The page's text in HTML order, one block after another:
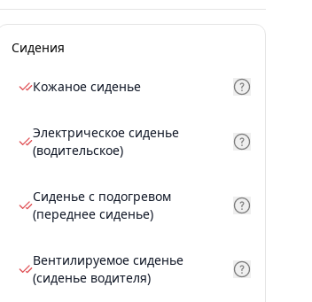
Сидения
Кожаное сиденье
Электрическое сиденье
(водительское)
Сиденье с подогревом
(переднее сиденье)
Вентилируемое сиденье
(сиденье водителя)